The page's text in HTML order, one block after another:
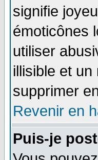
signifie
émoticônes
utiliser
illisible et
supprimer
Revenir en
Puis-je